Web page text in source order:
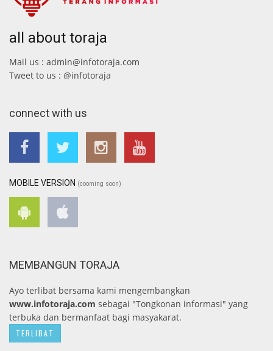
all about toraja
Mail us : admin@infotoraja.com
Tweet to us : @infotoraja
connect with us
MOBILE VERSION (cooming soon)
MEMBANGUN TORAJA
Ayo terlibat bersama kami mengembangkan
www.infotoraja.com sebagai "Tongkonan informasi" yang
terbuka dan bermanfaat bagi masyakarat.
TERLIBAT